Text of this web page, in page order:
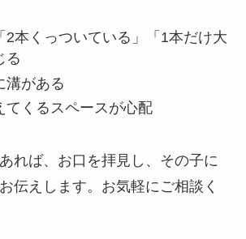
2本くっついている」「1本だけ大
る
溝がある
てくるスペースが心配
れば、お口を拝見し、その子に
伝えします。お気軽にご相談く